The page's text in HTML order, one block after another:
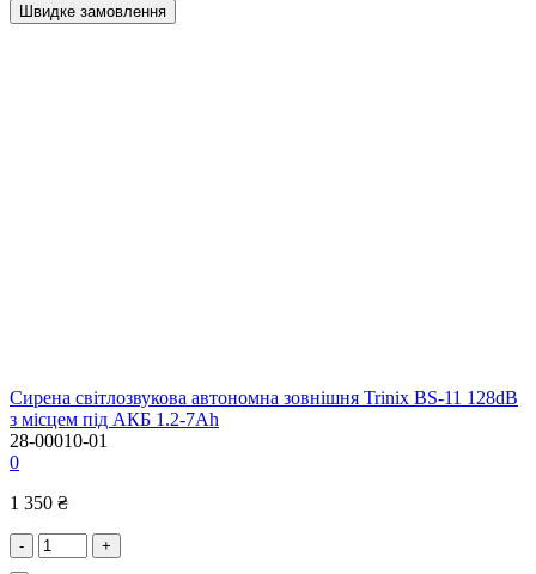
Швидке замовлення
Сирена світлозвукова автономна зовнішня Trinix BS-11 128dB
з місцем під АКБ 1.2-7Ah
28-00010-01
0
1 350 ₴
- +